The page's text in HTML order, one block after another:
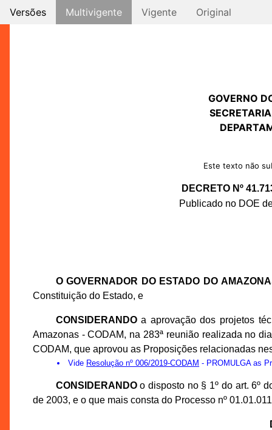
Versões Multivigente Vigente Original
GOVERNO
Este texto não
DECRETO Nº
Publicado no DOE
O GOVERNADOR DO ESTADO DO
Constituição do Estado, e
CONSIDERANDOa aprovação dos projetos
Amazonas - CODAM, na 283ª reunião realizada no
CODAM, que aprovou as Proposições relacionadas
Vide Resolução nº 006/2019-CODAM - PROMULGA as
CONSIDERANDOo disposto no § 1º do art. 6º
de 2003, e o que mais consta do Processo nº